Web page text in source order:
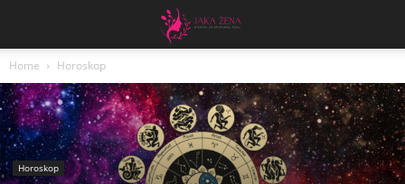
Home Horoskop
Horoskop